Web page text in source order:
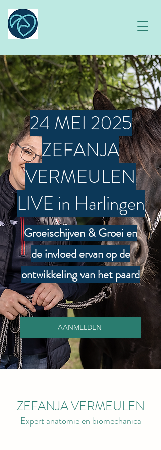
24 MEI 2025
ZEFANJA
VERMEULEN
LIVE in Harlingen
Groeischijven & Groei en
de invloed ervan op de
ontwikkeling van het paard
AANMELDEN
ZEFANJA VERMEULEN
Expert anatomie en biomechanica